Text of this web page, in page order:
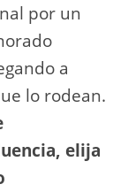
por un
a
lo rodean.
elija